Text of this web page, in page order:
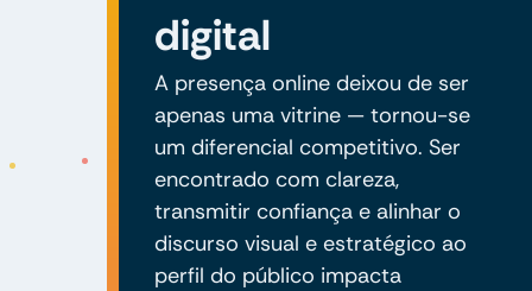
digital
A presença online deixou de ser
apenas uma vitrine — tornou-se
um diferencial competitivo. Ser
encontrado com clareza,
transmitir confiança e alinhar o
discurso visual e estratégico ao
perfil do público impacta